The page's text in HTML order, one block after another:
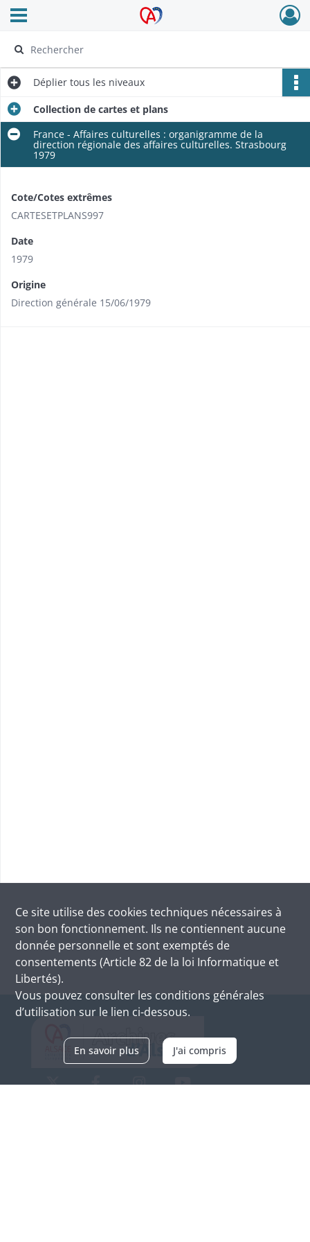
Archives Alsace - Colmar
Ouvrir le menu déroulant
Déplier tous les niveaux
Collection de cartes et plans
France - Affaires culturelles : organigramme de la
direction régionale des affaires culturelles. Strasbourg
1979
Cote/Cotes extrêmes
CARTESETPLANS997
Date
1979
Origine
Direction générale 15/06/1979
Ce site utilise des cookies techniques nécessaires à
son bon fonctionnement. Ils ne contiennent aucune
donnée personnelle et sont exemptés de
consentements (Article 82 de la loi Informatique et
Libertés).
Vous pouvez consulter les conditions générales
d’utilisation sur le lien ci-dessous.
En savoir plus J'ai compris